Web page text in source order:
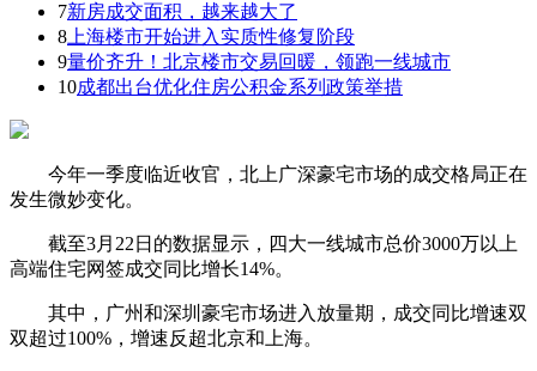
7新房成交面积，越来越大了
8 上海楼市开始进入实质性修复阶段
9量价齐升！北京楼市交易回暖，领跑一线城市
10成都出台优化住房公积金系列政策举措
今年一季度临近收官，北上广深豪宅市场的成交格局正在
发生微妙变化。
截至3月22日的数据显示，四大一线城市总价3000万以上
高端住宅网签成交同比增长14%。
其中， 广州和深圳豪宅市场进入放量期 ，成交同比增速双
双超过100%，增速反超北京和上海。